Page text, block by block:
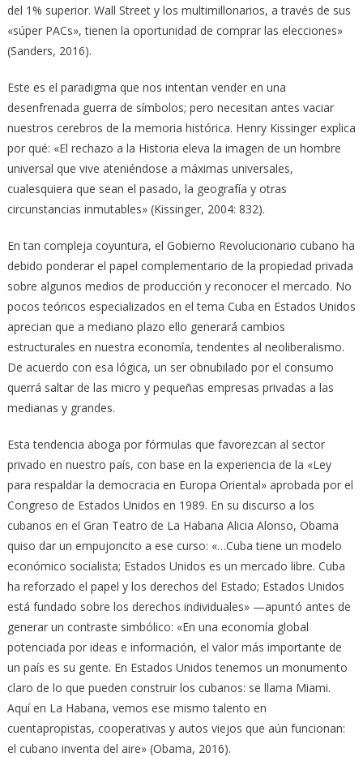
del 1% superior. Wall Street y los multimillonarios, a través de sus
«súper PACs», tienen la oportunidad de comprar las elecciones»
(Sanders, 2016).
Este es el paradigma que nos intentan vender en una
desenfrenada guerra de símbolos; pero necesitan antes vaciar
nuestros cerebros de la memoria histórica. Henry Kissinger explica
por qué: «El rechazo a la Historia eleva la imagen de un hombre
universal que vive ateniéndose a máximas universales,
cualesquiera que sean el pasado, la geografía y otras
circunstancias inmutables» (Kissinger, 2004: 832).
En tan compleja coyuntura, el Gobierno Revolucionario cubano ha
debido ponderar el papel complementario de la propiedad privada
sobre algunos medios de producción y reconocer el mercado. No
pocos teóricos especializados en el tema Cuba en Estados Unidos
aprecian que a mediano plazo ello generará cambios
estructurales en nuestra economía, tendentes al neoliberalismo.
De acuerdo con esa lógica, un ser obnubilado por el consumo
querrá saltar de las micro y pequeñas empresas privadas a las
medianas y grandes.
Esta tendencia aboga por fórmulas que favorezcan al sector
privado en nuestro país, con base en la experiencia de la «Ley
para respaldar la democracia en Europa Oriental» aprobada por el
Congreso de Estados Unidos en 1989. En su discurso a los
cubanos en el Gran Teatro de La Habana Alicia Alonso, Obama
quiso dar un empujoncito a ese curso: «…Cuba tiene un modelo
económico socialista; Estados Unidos es un mercado libre. Cuba
ha reforzado el papel y los derechos del Estado; Estados Unidos
está fundado sobre los derechos individuales» —apuntó antes de
generar un contraste simbólico: «En una economía global
potenciada por ideas e información, el valor más importante de
un país es su gente. En Estados Unidos tenemos un monumento
claro de lo que pueden construir los cubanos: se llama Miami.
Aquí en La Habana, vemos ese mismo talento en
cuentapropistas, cooperativas y autos viejos que aún funcionan:
el cubano inventa del aire» (Obama, 2016).